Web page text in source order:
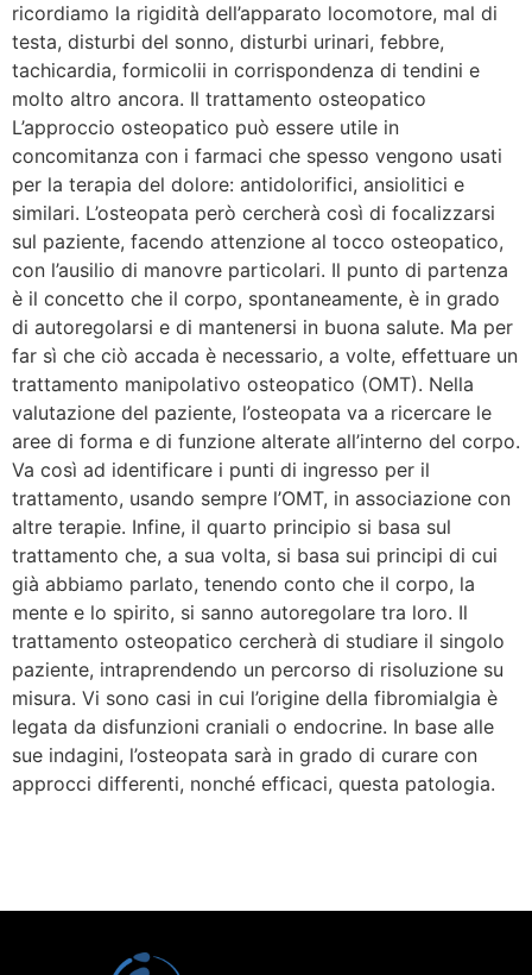
ricordiamo la rigidità dell’apparato locomotore, mal di
testa, disturbi del sonno, disturbi urinari, febbre,
tachicardia, formicolii in corrispondenza di tendini e
molto altro ancora. Il trattamento osteopatico
L’approccio osteopatico può essere utile in
concomitanza con i farmaci che spesso vengono usati
per la terapia del dolore: antidolorifici, ansiolitici e
similari. L’osteopata però cercherà così di focalizzarsi
sul paziente, facendo attenzione al tocco osteopatico,
con l’ausilio di manovre particolari. Il punto di partenza
è il concetto che il corpo, spontaneamente, è in grado
di autoregolarsi e di mantenersi in buona salute. Ma per
far sì che ciò accada è necessario, a volte, effettuare un
trattamento manipolativo osteopatico (OMT). Nella
valutazione del paziente, l’osteopata va a ricercare le
aree di forma e di funzione alterate all’interno del corpo.
Va così ad identificare i punti di ingresso per il
trattamento, usando sempre l’OMT, in associazione con
altre terapie. Infine, il quarto principio si basa sul
trattamento che, a sua volta, si basa sui principi di cui
già abbiamo parlato, tenendo conto che il corpo, la
mente e lo spirito, si sanno autoregolare tra loro. Il
trattamento osteopatico cercherà di studiare il singolo
paziente, intraprendendo un percorso di risoluzione su
misura. Vi sono casi in cui l’origine della fibromialgia è
legata da disfunzioni craniali o endocrine. In base alle
sue indagini, l’osteopata sarà in grado di curare con
approcci differenti, nonché efficaci, questa patologia.